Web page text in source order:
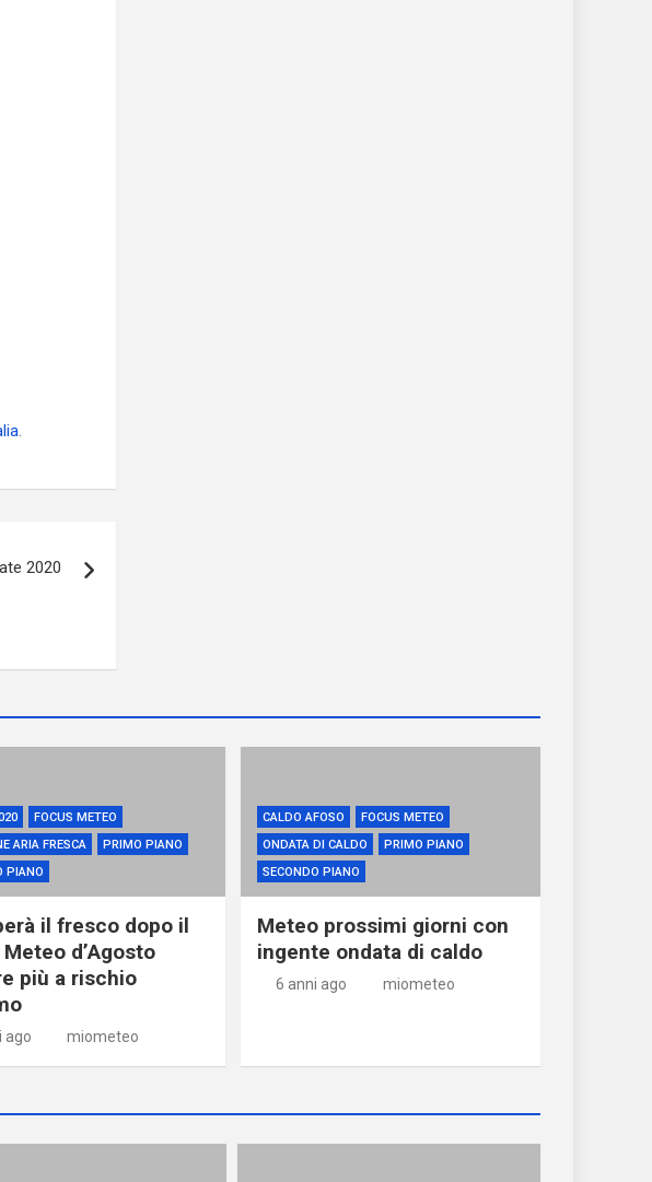
.
2020
FOCUS METEO
ARIA FRESCA
PRIMO PIANO
PIANO
il fresco dopo il
d’Agosto
più a rischio
ago miometeo
CALDO AFOSO
FOCUS METEO
ONDATA DI CALDO
PRIMO PIANO
SECONDO PIANO
Meteo prossimi giorni con
ingente ondata di caldo
6 anni ago miometeo